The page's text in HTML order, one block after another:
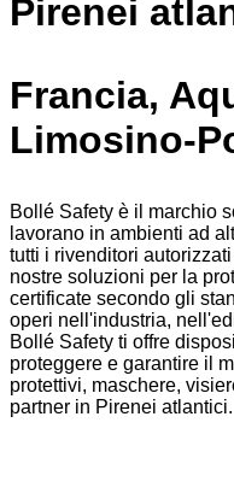
Pirenei
Francia,
Limosino-
Bollé Safety è il marchio
lavorano in ambienti ad
tutti i rivenditori
nostre soluzioni per la
certificate secondo gli
operi nell'industria,
Bollé Safety ti offre
proteggere e garantire il
protettivi, maschere,
partner in Pirenei atlantici.